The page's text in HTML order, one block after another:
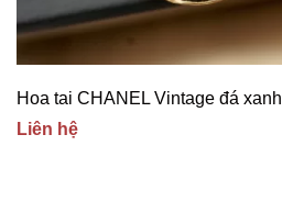
Hoa tai CHANEL Vintage đá xanh
Liên hệ